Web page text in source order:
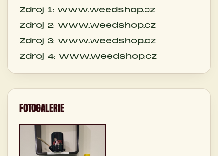
Zdroj 1: www.weedshop.cz
Zdroj 2: www.weedshop.cz
Zdroj 3: www.weedshop.cz
Zdroj 4: www.weedshop.cz
FOTOGALERIE